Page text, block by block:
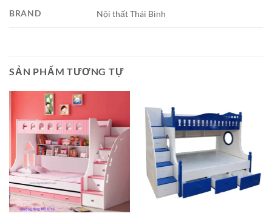
BRAND Nội thất Thái Bình
SẢN PHẨM TƯƠNG TỰ